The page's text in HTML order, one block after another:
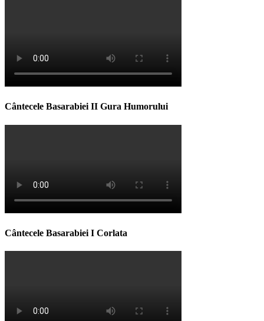
Cântecele Basarabiei II Gura Humorului
Cântecele Basarabiei I Corlata